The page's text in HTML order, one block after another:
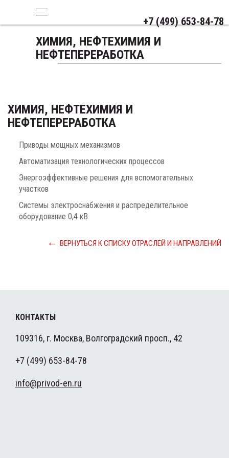
+7 (499) 653-84-78
ХИМИЯ, НЕФТЕХИМИЯ И
НЕФТЕПЕРЕРАБОТКА
ХИМИЯ, НЕФТЕХИМИЯ И
НЕФТЕПЕРЕРАБОТКА
Приводы мощных механизмов
Автоматизация технологических процессов
Энергоэффективные решения для вспомогательных
участков
Системы электроснабжения и распределительное
оборудование 0,4 кВ
ВЕРНУТЬСЯ К СПИСКУ ОТРАСЛЕЙ И НАПРАВЛЕНИЙ
КОНТАКТЫ
109316, г. Москва, Волгоградский просп., 42
+7 (499) 653-84-78
info@privod-en.ru